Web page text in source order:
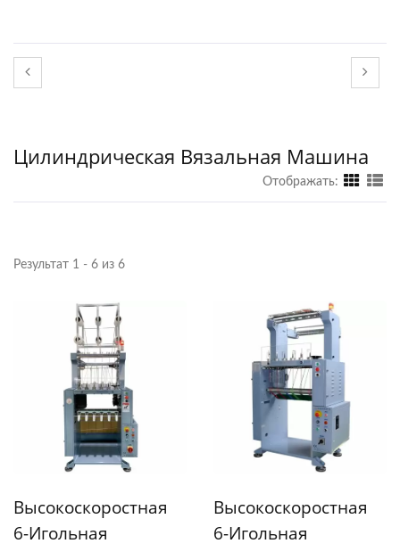
Цилиндрическая Вязальная Машина
Отображать:
Результат 1 - 6 из 6
Высокоскоростная
6-Игольная
Высокоскоростная
6-Игольная